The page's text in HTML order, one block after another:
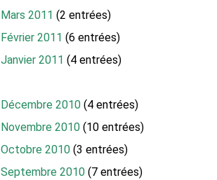
Mars 2011 (2 entrées)
Février 2011 (6 entrées)
Janvier 2011 (4 entrées)
Décembre 2010 (4 entrées)
Novembre 2010 (10 entrées)
Octobre 2010 (3 entrées)
Septembre 2010 (7 entrées)